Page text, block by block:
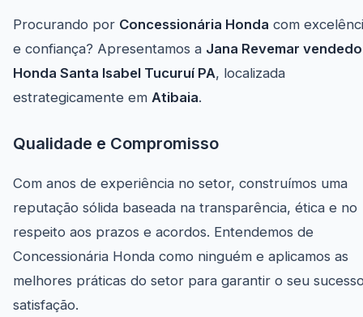
Procurando por Concessionária Honda com
e confiança? Apresentamos a Jana Revemar
Honda Santa Isabel Tucuruí PA, localizada
estrategicamente em Atibaia.
Qualidade e Compromisso
Com anos de experiência no setor, construímos uma
reputação sólida baseada na transparência, ética e no
respeito aos prazos e acordos. Entendemos de
Concessionária Honda como ninguém e aplicamos as
melhores práticas do setor para garantir o seu
satisfação.